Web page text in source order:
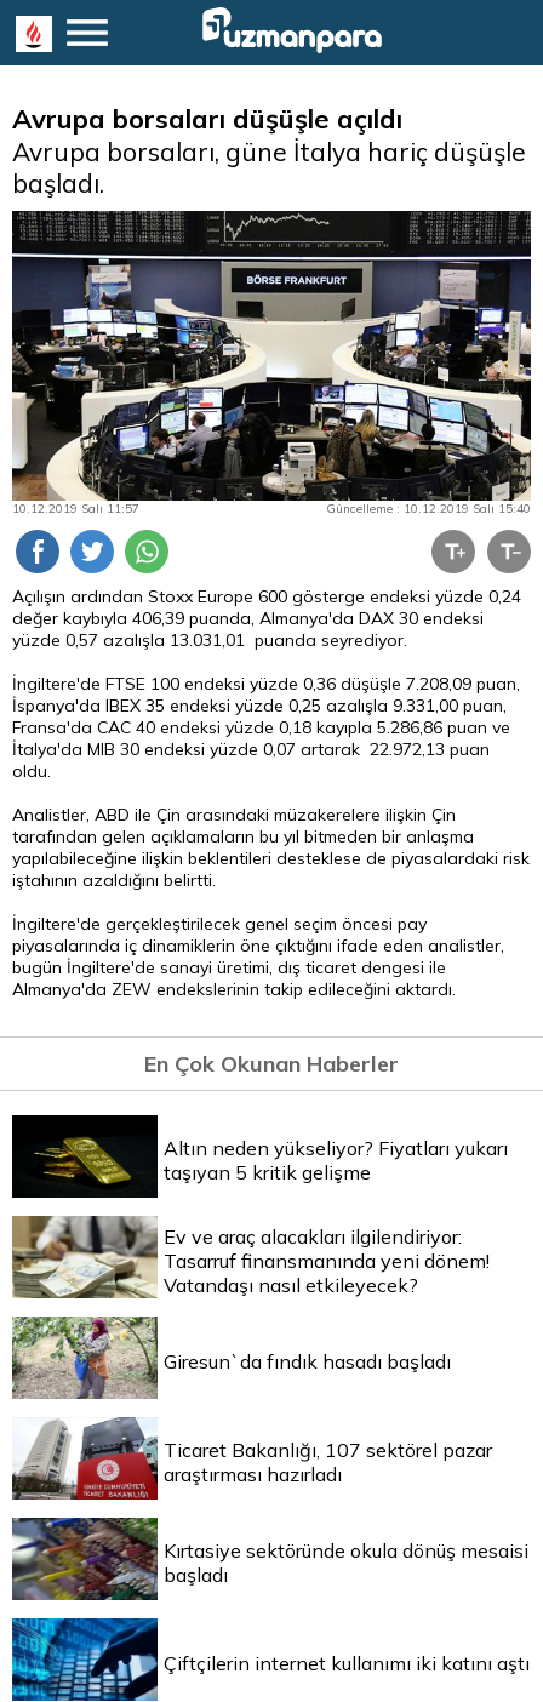
Avrupa borsaları düşüşle açıldı
Avrupa borsaları, güne İtalya hariç düşüşle
başladı.
10.12.2019 Salı 11:57 Güncelleme : 10.12.2019 Salı 15:40
Açılışın ardından Stoxx Europe 600 gösterge endeksi yüzde 0,24
değer kaybıyla 406,39 puanda, Almanya'da DAX 30 endeksi
yüzde 0,57 azalışla 13.031,01 puanda seyrediyor.
İngiltere'de FTSE 100 endeksi yüzde 0,36 düşüşle 7.208,09 puan,
İspanya'da IBEX 35 endeksi yüzde 0,25 azalışla 9.331,00 puan,
Fransa'da CAC 40 endeksi yüzde 0,18 kayıpla 5.286,86 puan ve
İtalya'da MIB 30 endeksi yüzde 0,07 artarak 22.972,13 puan
oldu.
Analistler, ABD ile Çin arasındaki müzakerelere ilişkin Çin
tarafından gelen açıklamaların bu yıl bitmeden bir anlaşma
yapılabileceğine ilişkin beklentileri desteklese de piyasalardaki risk
iştahının azaldığını belirtti.
İngiltere'de gerçekleştirilecek genel seçim öncesi pay
piyasalarında iç dinamiklerin öne çıktığını ifade eden analistler,
bugün İngiltere'de sanayi üretimi, dış ticaret dengesi ile
Almanya'da ZEW endekslerinin takip edileceğini aktardı.
En Çok Okunan Haberler
Altın neden yükseliyor? Fiyatları yukarı
taşıyan 5 kritik gelişme
Ev ve araç alacakları ilgilendiriyor:
Tasarruf finansmanında yeni dönem!
Vatandaşı nasıl etkileyecek?
Giresun`da fındık hasadı başladı
Ticaret Bakanlığı, 107 sektörel pazar
araştırması hazırladı
Kırtasiye sektöründe okula dönüş mesaisi
başladı
Çiftçilerin internet kullanımı iki katını aştı